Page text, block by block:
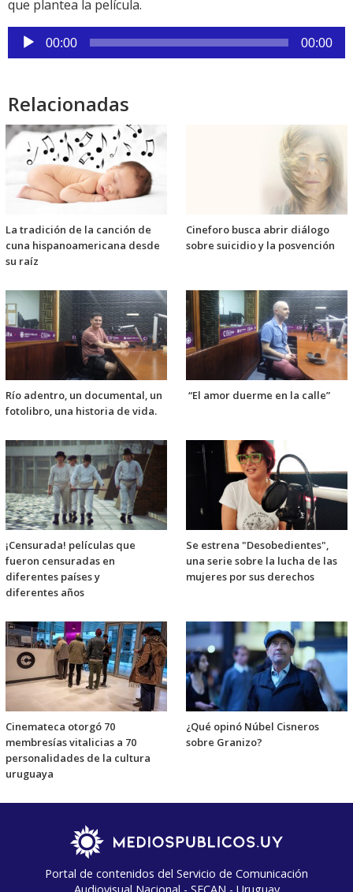
que plantea la película.
Reproductor
de
00:00 00:00
Relacionadas
La tradición de la canción de
cuna hispanoamericana desde
su raíz
Cineforo busca abrir diálogo
sobre suicidio y la posvención
Río adentro, un documental, un
fotolibro, una historia de vida.
“El amor duerme en la calle”
¡Censurada! películas que
fueron censuradas en
diferentes países y
diferentes años
Se estrena "Desobedientes",
una serie sobre la lucha de las
mujeres por sus derechos
Cinemateca otorgó 70
membresías vitalicias a 70
personalidades de la cultura
uruguaya
¿Qué opinó Núbel Cisneros
sobre Granizo?
Portal de contenidos del Servicio de Comunicación